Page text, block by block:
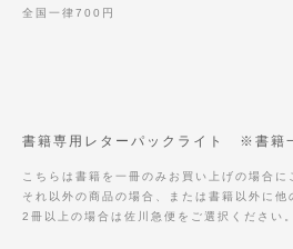
全国一律700円
書籍専用レターパックライト ※書籍
こちらは書籍を一冊のみお買い上げの場合に
それ以外の商品の場合、または書籍以外に
2冊以上の場合は佐川急便をご選択ください。